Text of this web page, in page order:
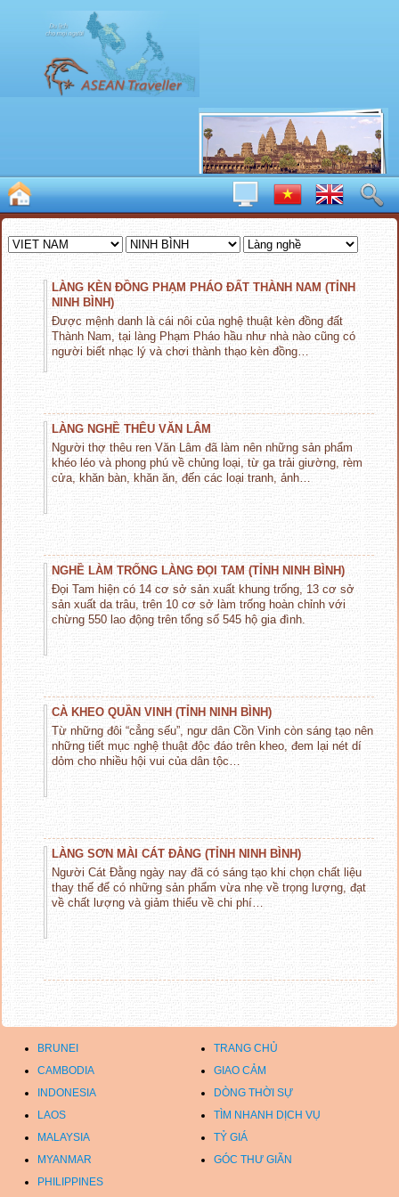
LÀNG KÈN ĐỒNG PHẠM PHÁO ĐẤT THÀNH NAM (TỈNH
NINH BÌNH)
Được mệnh danh là cái nôi của nghệ thuật kèn đồng đất
Thành Nam, tại làng Phạm Pháo hầu như nhà nào cũng có
người biết nhạc lý và chơi thành thạo kèn đồng…
LÀNG NGHỀ THÊU VĂN LÂM
Người thợ thêu ren Văn Lâm đã làm nên những sản phẩm
khéo léo và phong phú về chủng loại, từ ga trải giường, rèm
cửa, khăn bàn, khăn ăn, đến các loại tranh, ảnh…
NGHỀ LÀM TRỐNG LÀNG ĐỌI TAM (TỈNH NINH BÌNH)
Đọi Tam hiện có 14 cơ sở sản xuất khung trống, 13 cơ sở
sản xuất da trâu, trên 10 cơ sở làm trống hoàn chỉnh với
chừng 550 lao động trên tổng số 545 hộ gia đình.
CÀ KHEO QUẦN VINH (TỈNH NINH BÌNH)
Từ những đôi “cẳng sếu”, ngư dân Cồn Vinh còn sáng tạo nên
những tiết mục nghệ thuật độc đáo trên kheo, đem lại nét dí
dỏm cho nhiều hội vui của dân tộc…
LÀNG SƠN MÀI CÁT ĐẰNG (TỈNH NINH BÌNH)
Người Cát Đằng ngày nay đã có sáng tạo khi chọn chất liệu
thay thế để có những sản phẩm vừa nhẹ về trọng lượng, đạt
về chất lượng và giảm thiểu về chi phí…
BRUNEI
TRANG CHỦ
CAMBODIA
GIAO CẢM
INDONESIA
DÒNG THỜI SỰ
LAOS
TÌM NHANH DỊCH VỤ
MALAYSIA
TỶ GIÁ
MYANMAR
GÓC THƯ GIÃN
PHILIPPINES